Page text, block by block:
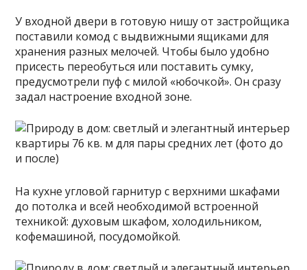
У входной двери в готовую нишу от застройщика
поставили комод с выдвижными ящиками для
хранения разных мелочей. Чтобы было удобно
присесть переобуться или поставить сумку,
предусмотрели пуф с милой «юбочкой». Он сразу
задал настроение входной зоне.
На кухне угловой гарнитур с верхними шкафами
до потолка и всей необходимой встроенной
техникой: духовым шкафом, холодильником,
кофемашиной, посудомойкой.